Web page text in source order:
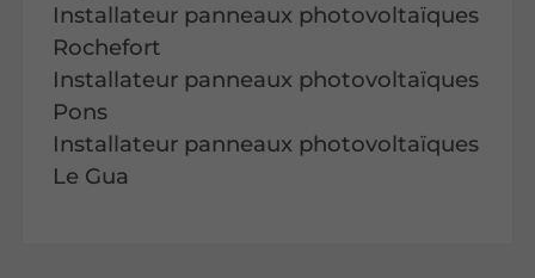
Installateur panneaux photovoltaïques
Rochefort
Installateur panneaux photovoltaïques
Pons
Installateur panneaux photovoltaïques
Le Gua